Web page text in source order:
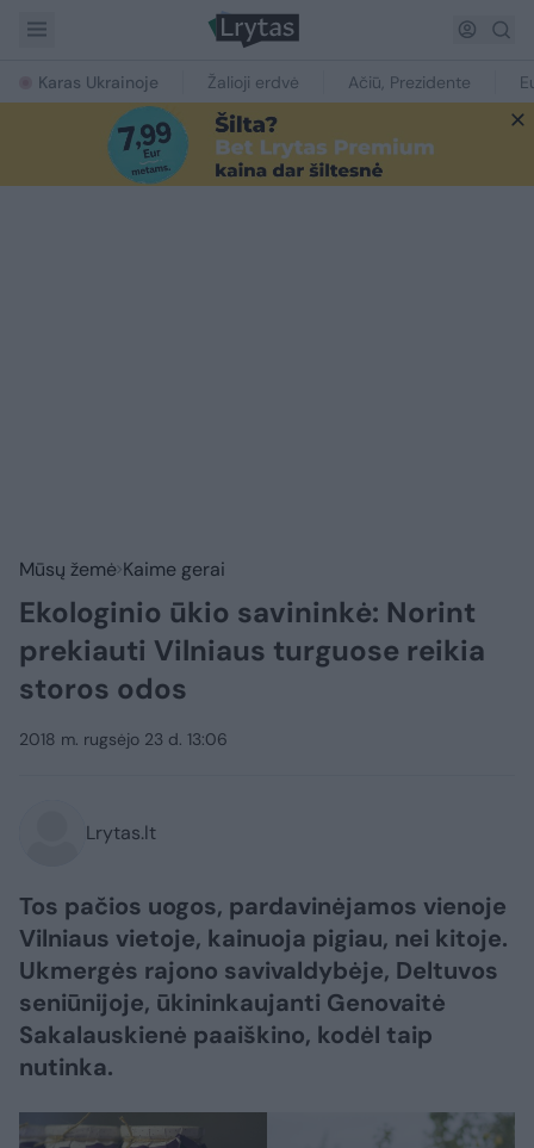
Karas Ukrainoje Žalioji erdvė Ačiū, Prezidente
Mūsų žemė Kaime gerai
Ekologinio ūkio savininkė: Norint
prekiauti Vilniaus turguose reikia
storos odos
2018 m. rugsėjo 23 d. 13:06
Lrytas.lt
Tos pačios uogos, pardavinėjamos vienoje
Vilniaus vietoje, kainuoja pigiau, nei kitoje.
Ukmergės rajono savivaldybėje, Deltuvos
seniūnijoje, ūkininkaujanti Genovaitė
Sakalauskienė paaiškino, kodėl taip
nutinka.